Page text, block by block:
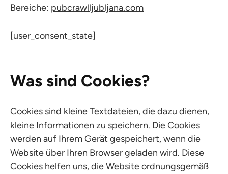
Bereiche: pubcrawlljubljana.com
[user_consent_state]
Was sind Cookies?
Cookies sind kleine Textdateien, die dazu dienen,
kleine Informationen zu speichern. Die Cookies
werden auf Ihrem Gerät gespeichert, wenn die
Website über Ihren Browser geladen wird. Diese
Cookies helfen uns, die Website ordnungsgemäß